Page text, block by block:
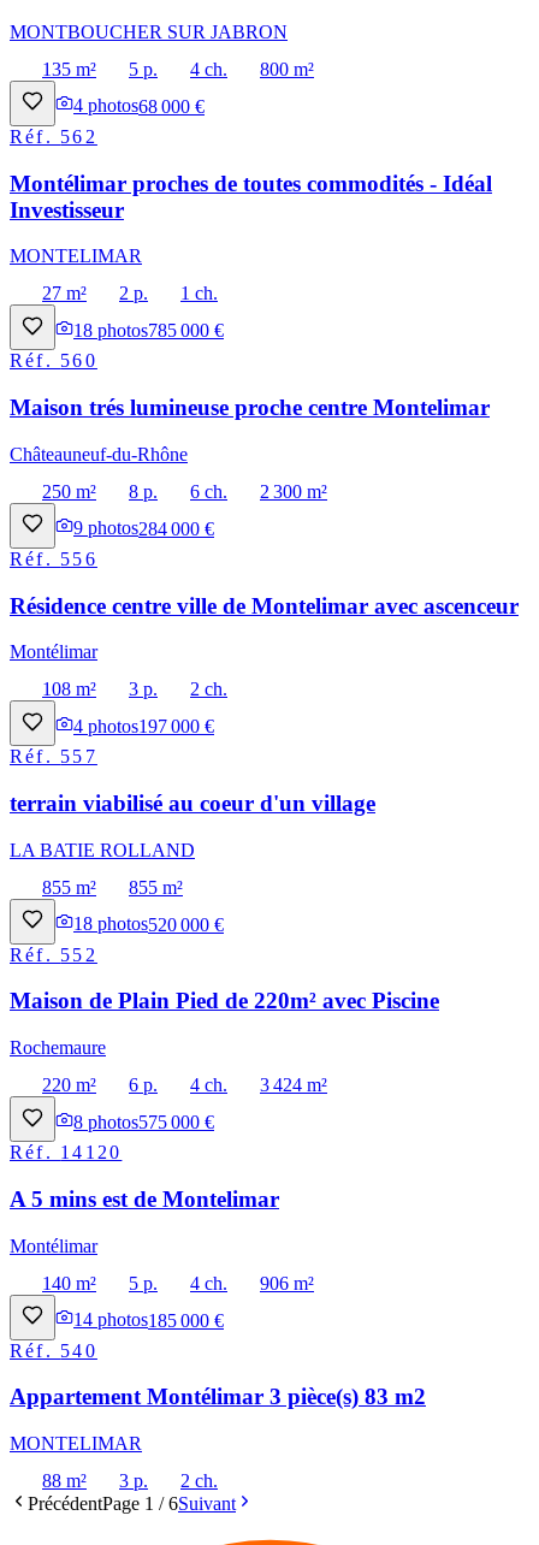
MONTBOUCHER SUR JABRON
135 m²
5 p. 4 ch.
800 m²
4 photos68 000 €
Réf. 562
Montélimar proches de toutes commodités - Idéal
Investisseur
MONTELIMAR
27 m²
2 p.
1 ch.
18 photos785 000 €
Réf. 560
Maison trés lumineuse proche centre Montelimar
Châteauneuf-du-Rhône
250 m²
8 p. 6 ch.
2 300 m²
9 photos284 000 €
Réf. 556
Résidence centre ville de Montelimar avec ascenceur
Montélimar
108 m²
3 p.
2 ch.
4 photos197 000 €
Réf. 557
terrain viabilisé au coeur d'un village
LA BATIE ROLLAND
855 m²
855 m²
18 photos520 000 €
Réf. 552
Maison de Plain Pied de 220m² avec Piscine
Rochemaure
220 m²
6 p. 4 ch.
3 424 m²
8 photos575 000 €
Réf. 14120
A 5 mins est de Montelimar
Montélimar
140 m²
5 p. 4 ch.
906 m²
14 photos185 000 €
Réf. 540
Appartement Montélimar 3 pièce(s) 83 m2
MONTELIMAR
88 m²
3 p.
2 ch.
PrécédentPage 1 /6Suivant